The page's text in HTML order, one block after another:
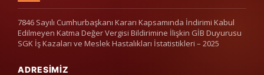
7846 Sayılı Cumhurbaşkanı Kararı Kapsamında İndirimi Kabul
Edilmeyen Katma Değer Vergisi Bildirimine İlişkin GİB Duyurusu
SGK İş Kazaları ve Meslek Hastalıkları İstatistikleri – 2025
ADRESIMIZ